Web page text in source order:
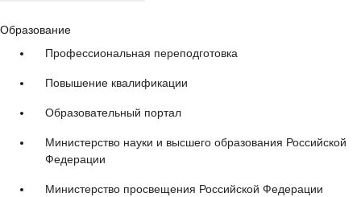
Образование
Профессиональная переподготовка
Повышение квалификации
Образовательный портал
Министерство науки и высшего образования Российской
Федерации
Министерство просвещения Российской Федерации